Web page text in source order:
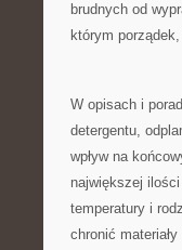
brudnych od
którym
W opisach i
detergentu,
wpływ na
największej
temperatury i
chronić